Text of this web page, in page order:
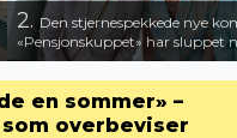
2. Den stjernespekkede nye
«Pensjonskuppet» har sluppet
en sommer» –
overbeviser